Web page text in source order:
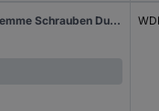
Weidmüller 1021600000 Doppelstockklemme Schrauben Dunkelbeige 100 St.